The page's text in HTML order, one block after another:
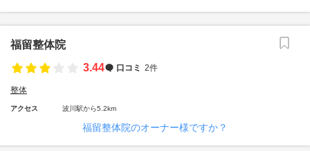
福留整体院
3.44
口コミ 2件
整体
アクセス 波川駅から5.2km
福留整体院のオーナー様ですか？